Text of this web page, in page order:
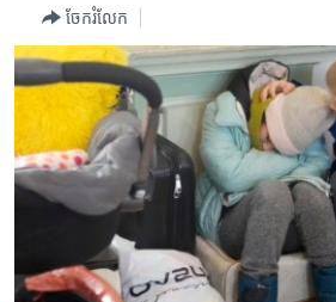
ម្តង
រំលង​
ចូល​
ទៅ​
រំលង​
កម្ពុជាច្នៃប្រតិដ្ឋ
ព្រឹត្តិការណ៍ព័ត៌មាន
ទូរទស្សន៍ / វីដេអូ​
វិទ្យុ / ផតខាសថ៍
កម្មវិធីទាំងអស់
Khmer English
ចែករំលែក